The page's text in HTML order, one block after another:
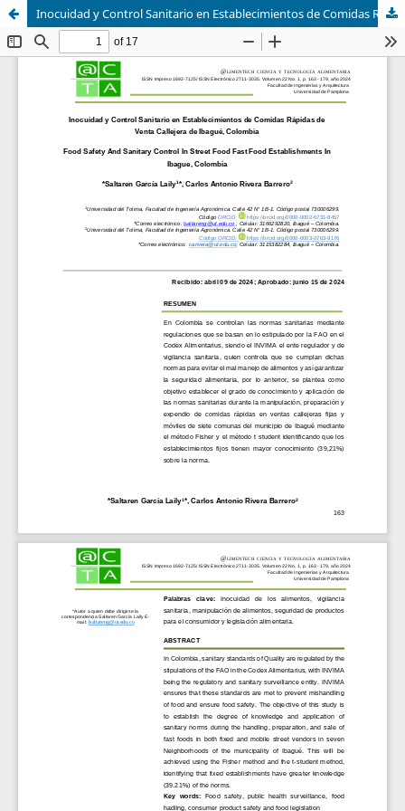
Inocuidad y Control Sanitario en Establecimientos de Comidas Rápidas de Venta Callejera de Ibagué, Colombia